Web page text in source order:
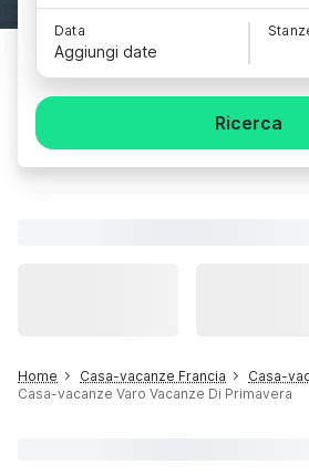
Data
Aggiungi date
Ricerca
Home Casa-vacanze Francia
Casa-
Casa-vacanze Varo Vacanze Di Primavera